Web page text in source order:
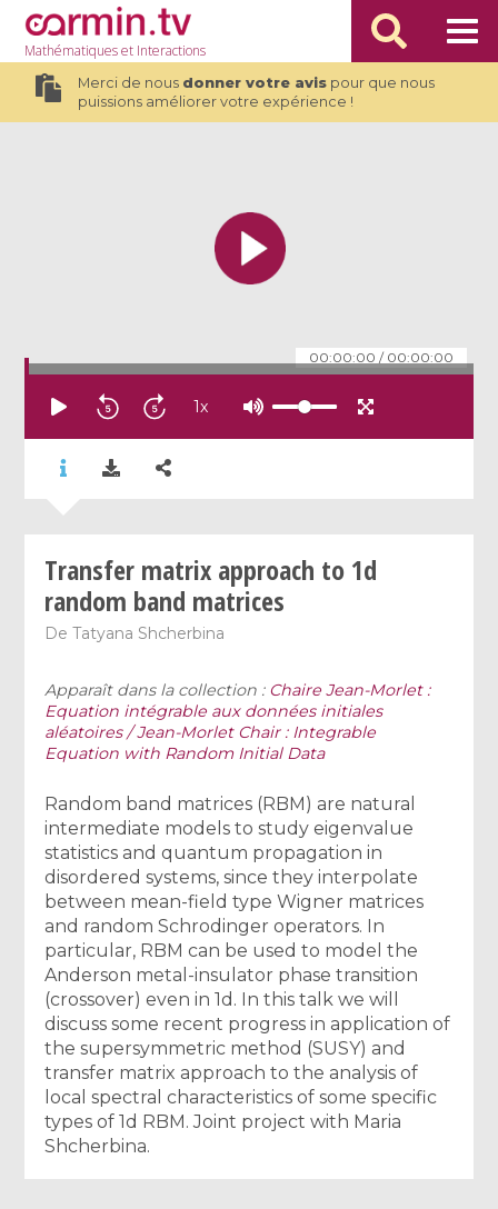
Mathématiqueset Interactions
Merci de nous donner votre avispour que nous
puissions améliorer votre expérience !
00:00:00 / 00:00:00
1x
Transfer matrix approach to 1d
random band matrices
DeTatyana Shcherbina
Apparaît dans la collection : Chaire Jean-Morlet :
Equation intégrable aux données initiales
aléatoires / Jean-Morlet Chair : Integrable
Equation with Random Initial Data
Random band matrices (RBM) are natural
intermediate models to study eigenvalue
statistics and quantum propagation in
disordered systems, since they interpolate
between mean-field type Wigner matrices
and random Schrodinger operators. In
particular, RBM can be used to model the
Anderson metal-insulator phase transition
(crossover) even in 1d. In this talk we will
discuss some recent progress in application of
the supersymmetric method (SUSY) and
transfer matrix approach to the analysis of
local spectral characteristics of some specific
types of 1d RBM. Joint project with Maria
Shcherbina.